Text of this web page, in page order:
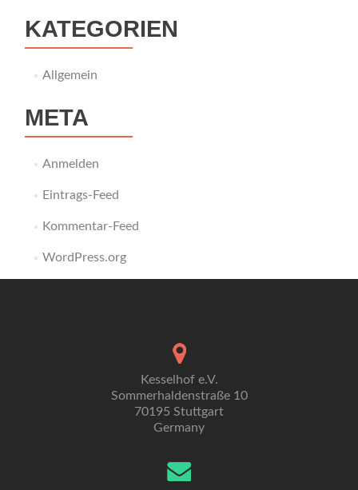
KATEGORIEN
Allgemein
META
Anmelden
Eintrags-Feed
Kommentar-Feed
WordPress.org
Kesselhof e.V.
Sommerhaldenstraße 10
70195 Stuttgart
Germany